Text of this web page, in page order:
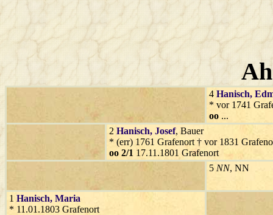
4 Hanisch,
* vor 1741
oo ...
2 Hanisch, Josef, Bauer
* (err) 1761 Grafenort † vor 1831
oo 2/1 17.11.1801 Grafenort
5 NN, NN
1 Hanisch, Maria
* 11.01.1803 Grafenort